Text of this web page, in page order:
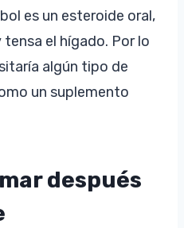
es un esteroide oral,
el hígado. Por lo
algún tipo de
un suplemento
después